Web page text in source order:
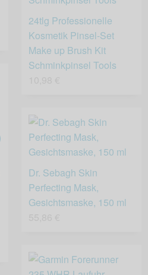
24tlg Professionelle
Kosmetik Pinsel-Set
Make up Brush Kit
Schminkpinsel Tools
Dr. Sebagh Skin
Perfecting Mask,
Gesichtsmaske, 150 ml